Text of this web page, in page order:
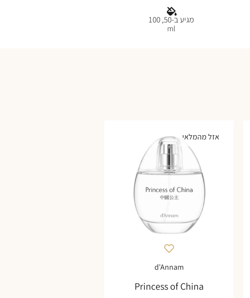
מגיע ב-50, 100
ml
אזל מהמלאי
d'Annam
Princess of China